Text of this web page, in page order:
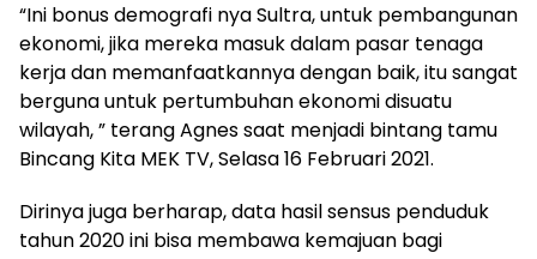
“Ini bonus demografi nya Sultra, untuk pembangunan
ekonomi, jika mereka masuk dalam pasar tenaga
kerja dan memanfaatkannya dengan baik, itu sangat
berguna untuk pertumbuhan ekonomi disuatu
wilayah, ” terang Agnes saat menjadi bintang tamu
Bincang Kita MEK TV, Selasa 16 Februari 2021.
Dirinya juga berharap, data hasil sensus penduduk
tahun 2020 ini bisa membawa kemajuan bagi